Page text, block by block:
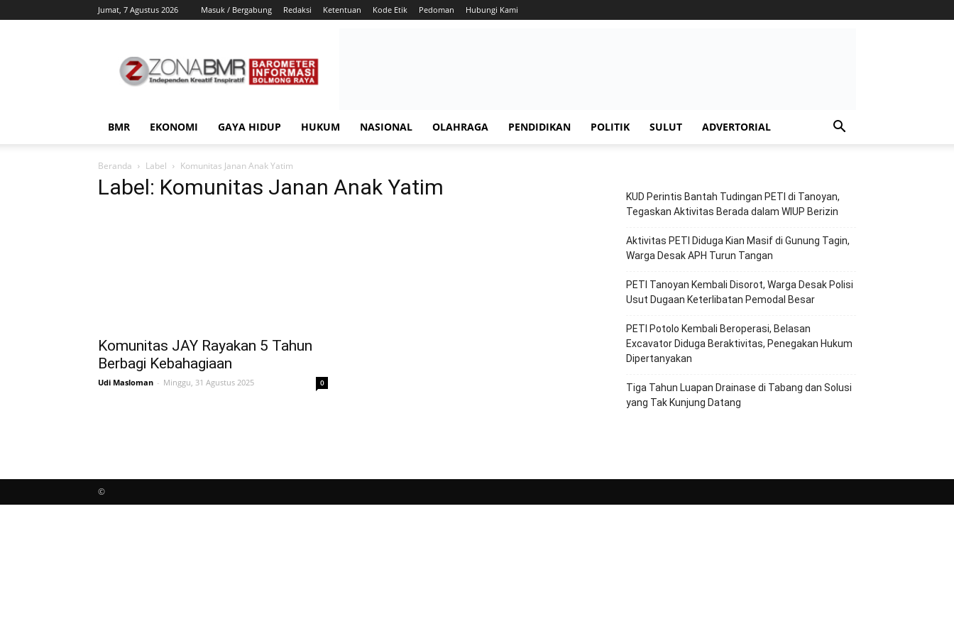
Jumat, 7 Agustus 2026 Masuk / Bergabung Redaksi Ketentuan Kode Etik Pedoman Hubungi Kami
BMR EKONOMI GAYA HIDUP HUKUM NASIONAL OLAHRAGA PENDIDIKAN POLITIK SULUT ADVERTORIAL
Beranda Label Komunitas Janan Anak Yatim
Label: Komunitas Janan Anak Yatim
Komunitas JAY Rayakan 5 Tahun
Berbagi Kebahagiaan
Udi Masloman - Minggu, 31 Agustus 2025 0
KUD Perintis Bantah Tudingan PETI di Tanoyan,
Tegaskan Aktivitas Berada dalam WIUP Berizin
Aktivitas PETI Diduga Kian Masif di Gunung Tagin,
Warga Desak APH Turun Tangan
PETI Tanoyan Kembali Disorot, Warga Desak Polisi
Usut Dugaan Keterlibatan Pemodal Besar
PETI Potolo Kembali Beroperasi, Belasan
Excavator Diduga Beraktivitas, Penegakan Hukum
Dipertanyakan
Tiga Tahun Luapan Drainase di Tabang dan Solusi
yang Tak Kunjung Datang
©